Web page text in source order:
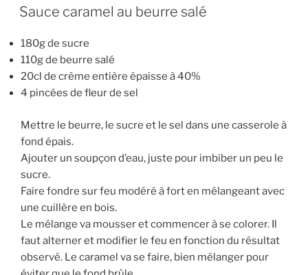
LE
Sauce caramel au beurre salé
180g de sucre
110g de beurre salé
20cl de crème entière épaisse à 40%
4 pincées de fleur de sel
Mettre le beurre, le sucre et le sel dans une casserole à
fond épais.
Ajouter un soupçon d’eau, juste pour imbiber un peu le
sucre.
Faire fondre sur feu modéré à fort en mélangeant avec
une cuillère en bois.
Le mélange va mousser et commencer à se colorer. Il
faut alterner et modifier le feu en fonction du résultat
observé. Le caramel va se faire, bien mélanger pour